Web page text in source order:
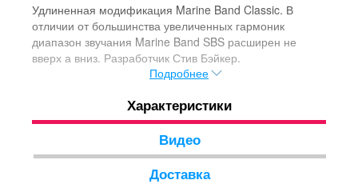
Удлиненная модификация Marine Band Classic. В
отличии от большинства увеличенных гармоник
диапазон звучания Marine Band SBS расширен не
вверх а вниз. Разработчик Стив Бэйкер.
Подробнее
Характеристики
Видео
Доставка